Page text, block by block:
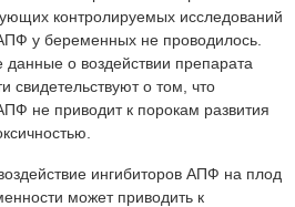
контролируемых исследований
у беременных не проводилось.
о воздействии препарата
свидетельствуют о том, что
не приводит к порокам развития
ингибиторов АПФ на плод
может приводить к